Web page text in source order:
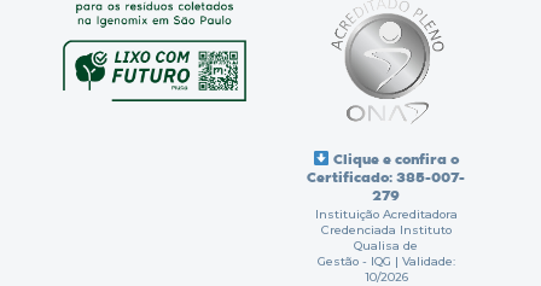
Clique e confira o
Certificado: 385-007-
279
Instituição Acreditadora
Credenciada Instituto
Qualisa de
Gestão - IQG | Validade:
10/2026